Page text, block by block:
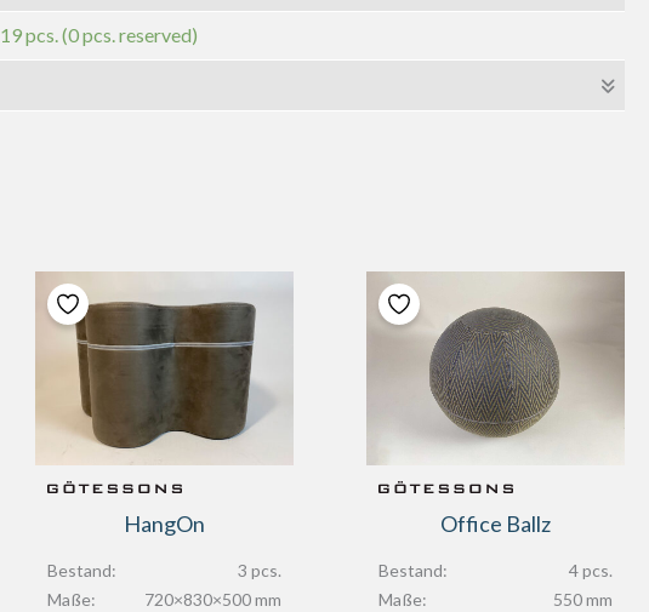
19 pcs. (0 pcs. reserved)
HangOn
Bestand:
3 pcs.
Maße:
720×830×500 mm
Office Ballz
Bestand:
4 pcs.
Maße:
550 mm